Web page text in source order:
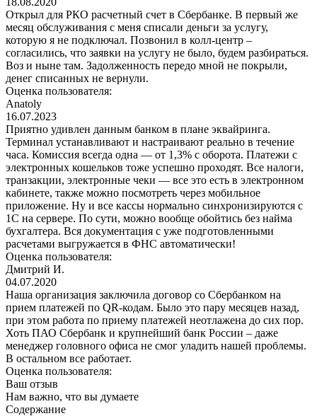
Открыл для РКО расчетный счет в Сбербанке. В первый же
месяц обслуживания с меня списали деньги за услугу,
которую я не подключал. Позвонил в колл-центр –
согласились, что заявки на услугу не было, будем разбираться.
Воз и ныне там. Задолженность передо мной не покрыли,
денег списанных не вернули.
Оценка пользователя:
Anatoly
16.07.2023
Приятно удивлен данным банком в плане эквайринга.
Терминал устанавливают и настраивают реально в течение
часа. Комиссия всегда одна — от 1,3% с оборота. Платежи с
электронных кошельков тоже успешно проходят. Все налоги,
транзакции, электронные чеки — все это есть в электронном
кабинете, также можно посмотреть через мобильное
приложение. Ну и все кассы нормально синхронизируются с
1С на сервере. По сути, можно вообще обойтись без найма
бухгалтера. Вся документация с уже подготовленными
расчетами выгружается в ФНС автоматически!
Оценка пользователя:
Дмитрий И.
04.07.2020
Наша организация заключила договор со Сбербанком на
прием платежей по QR-кодам. Было это пару месяцев назад,
при этом работа по приему платежей неотлажена до сих пор.
Хоть ПАО Сбербанк и крупнейший банк России – даже
менеджер головного офиса не смог уладить нашей проблемы.
В остальном все работает.
Оценка пользователя:
Ваш отзыв
Нам важно, что вы думаете
Содержание